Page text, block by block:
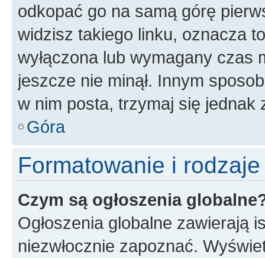
odkopać go na samą górę
widzisz takiego linku, oznacza
wyłączona lub wymagany czas
jeszcze nie minął. Innym
w nim posta, trzymaj się jednak
Góra
Formatowanie i
Czym są ogłoszenia
Ogłoszenia globalne zawierają
niezwłocznie zapoznać.